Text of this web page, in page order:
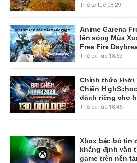
Thứ tư lúc 08:29
Anime Garena
lên sóng Mùa
Free Fire
Thứ ba lúc 18:52
Chính thức khởi
Chiến
dành riêng cho
Thứ ba lúc 18:46
Xbox bác bỏ tin
khẳng định vẫn
game trên nền